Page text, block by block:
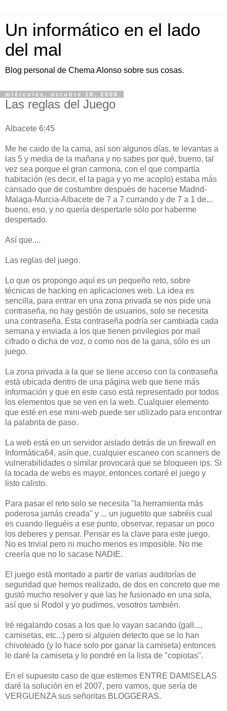
Un informático en el lado
del mal
Blog personal de Chema Alonso sobre sus cosas.
miércoles, octubre 18, 2006
Las reglas del Juego
Albacete 6:45
Me he caido de la cama, así son algunos días, te levantas a
las 5 y media de la mañana y no sabes por qué, bueno, tal
vez sea porque el gran carmona, con el que compartía
habitación (es decir, el la paga y yo me acoplo) estaba más
cansado que de costumbre después de hacerse Madrid-
Malaga-Murcia-Albacete de 7 a 7 currando y de 7 a 1 de...
bueno, eso, y no quería despertarle sólo por haberme
despertado.
Así que....
Las reglas del juego.
Lo que os propongo aquí es un pequeño reto, sobre
técnicas de hacking en aplicaciones web. La idea es
sencilla, para entrar en una zona privada se nos pide una
contraseña, no hay gestión de usuarios, solo se necesita
una contraseña. Esta contraseña podría ser cambiada cada
semana y enviada a los que tienen privilegios por mail
cifrado o dicha de voz, o como nos de la gana, sólo es un
juego.
La zona privada a la que se tiene acceso con la contraseña
está ubicada dentro de una página web que tiene más
información y que en este caso está representado por todos
los elementos que se ven en la web. Cualquier elemento
que esté en ese mini-web puede ser utilizado para encontrar
la palabrita de paso.
La web está en un servidor aislado detrás de un firewall en
Informática64, asín que, cualquier escaneo con scanners de
vulnerabilidades o similar provocará que se bloqueen ips. Si
la tocada de webs es mayor, entonces cortaré el juego y
listo calisto.
Para pasar el reto solo se necesita "la herramienta más
poderosa jamás creada" y ... un juguetito que sabréis cual
es cuando lleguéis a ese punto, observar, repasar un poco
los deberes y pensar. Pensar es la clave para este juego.
No es trivial pero ni mucho menos es imposible. No me
creería que no lo sacase NADIE.
El juego está montado a partir de varias auditorías de
seguridad que hemos realizado, de dos en concreto que me
gustó mucho resolver y que las he fusionado en una sola,
así que si Rodol y yo pudimos, vosotros también.
Iré regalando cosas a los que lo vayan sacando (gall...,
camisetas, etc...) pero si alguien detecto que se lo han
chivoteado (y lo hace solo por ganar la camiseta) entonces
le daré la camiseta y lo pondré en la lista de "copiotas".
En el supuesto caso de que estemos ENTRE DAMISELAS
daré la solución en el 2007, pero vamos, que sería de
VERGUENZA sus señoritas BLOGGERAS.